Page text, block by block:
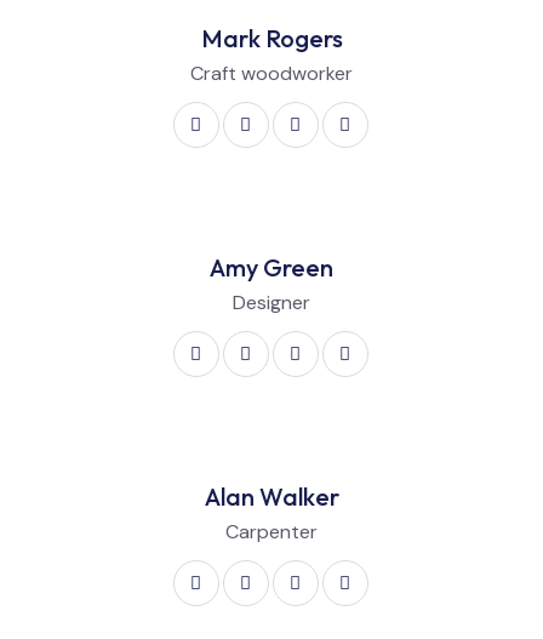
Mark Rogers
Craft woodworker
Amy Green
Designer
Alan Walker
Carpenter